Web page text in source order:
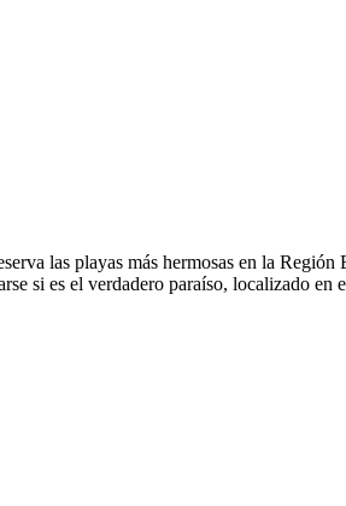
las playas más hermosas en la
si es el verdadero paraíso, localizado en